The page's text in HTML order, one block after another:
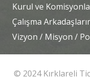
Kurul ve
Çalışma
Vizyon / Misyon /
© 2024 Kırklareli